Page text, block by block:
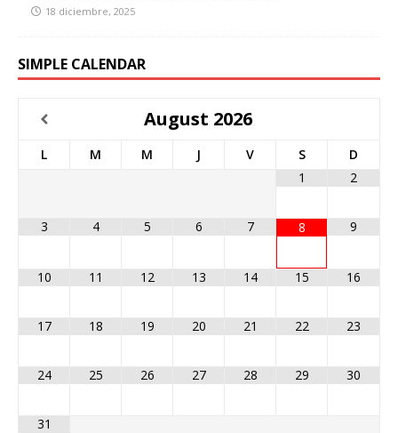
18 diciembre, 2025
SIMPLE CALENDAR
August 2026
L M M J V S
D
1
2
3 4 5 6 7 8 9
10 11 12 13 14 15 16
17 18 19 20 21 22 23
24 25 26 27 28 29 30
31